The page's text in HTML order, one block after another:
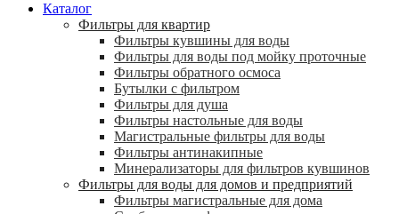
Каталог
Фильтры для квартир
Фильтры кувшины для воды
Фильтры для воды под мойку проточные
Фильтры обратного осмоса
Бутылки с фильтром
Фильтры для душа
Фильтры настольные для воды
Магистральные фильтры для воды
Фильтры антинакипные
Минерализаторы для фильтров кувшинов
Фильтры для воды для домов и предприятий
Фильтры магистральные для дома